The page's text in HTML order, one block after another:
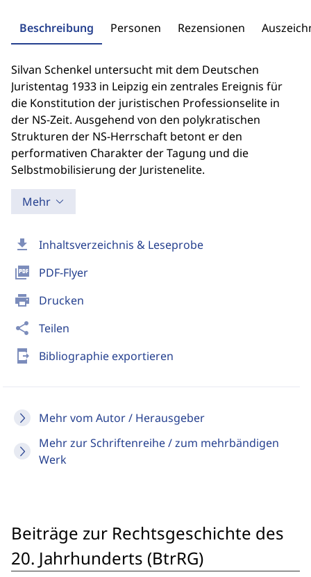
download Inhaltsverzeichnis & Leseprobe
picture_as_pdf PDF-Flyer
print Drucken
share Teilen
send_to_mobile Bibliographie exportieren
Mehr vom Autor / Herausgeber
Mehr zur Schriftenreihe / zum mehrbändigen
Werk
Beschreibung Personen Rezensionen
Silvan Schenkel untersucht mit dem Deutschen
Juristentag 1933 in Leipzig ein zentrales Ereignis für
die Konstitution der juristischen Professionselite in
der NS-Zeit. Ausgehend von den polykratischen
Strukturen der NS-Herrschaft betont er den
performativen Charakter der Tagung und die
Selbstmobilisierung der Juristenelite.
Mehr
Beiträge zur Rechtsgeschichte des
20. Jahrhunderts (BtrRG)